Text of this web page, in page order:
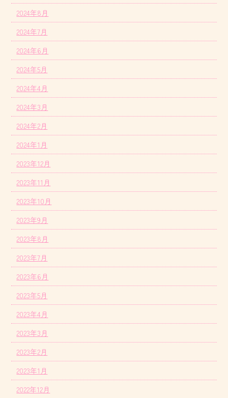
2024年8月
2024年7月
2024年6月
2024年5月
2024年4月
2024年3月
2024年2月
2024年1月
2023年12月
2023年11月
2023年10月
2023年9月
2023年8月
2023年7月
2023年6月
2023年5月
2023年4月
2023年3月
2023年2月
2023年1月
2022年12月